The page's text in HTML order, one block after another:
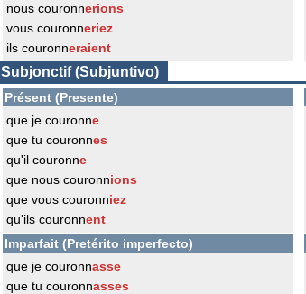
nous couronnerions
vous couronneriez
ils couronneraient
Subjonctif (Subjuntivo)
Présent (Presente)
que je couronne
que tu couronnes
qu'il couronne
que nous couronnions
que vous couronniez
qu'ils couronnent
Imparfait (Pretérito imperfecto)
que je couronnasse
que tu couronnasses